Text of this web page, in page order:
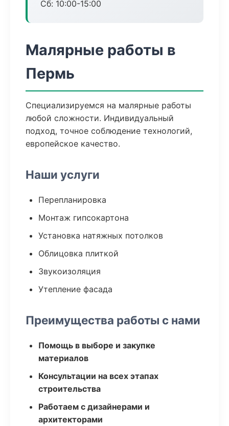
Сб: 10:00-15:00
Малярные работы в
Пермь
Специализируемся на малярные работы
любой сложности. Индивидуальный
подход, точное соблюдение технологий,
европейское качество.
Наши услуги
Перепланировка
Монтаж гипсокартона
Установка натяжных потолков
Облицовка плиткой
Звукоизоляция
Утепление фасада
Преимущества работы с нами
Помощь в выборе и закупке
материалов
Консультации на всех этапах
строительства
Работаем с дизайнерами и
архитекторами